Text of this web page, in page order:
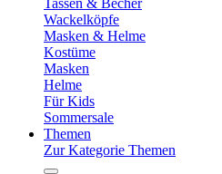
Tassen & Becher
Wackelköpfe
Masken & Helme
Kostüme
Masken
Helme
Für Kids
Sommersale
Themen
Zur Kategorie Themen